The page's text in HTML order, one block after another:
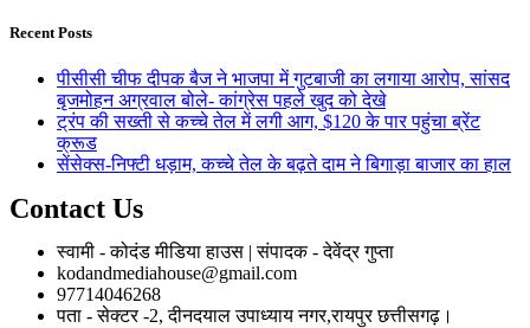
Recent Posts
पीसीसी चीफ दीपक बैज ने भाजपा में गुटबाजी का लगाया आरोप, सांसद
बृजमोहन अग्रवाल बोले- कांग्रेस पहले खुद को देखे
ट्रंप की सख्ती से कच्चे तेल में लगी आग, $120 के पार पहुंचा ब्रेंट
क्रूड
सेंसेक्स-निफ्टी धड़ाम, कच्चे तेल के बढ़ते दाम ने बिगाड़ा बाजार का हाल
Contact Us
स्वामी - कोदंड मीडिया हाउस | संपादक - देवेंद्र गुप्ता
kodandmediahouse@gmail.com
97714046268
पता - सेक्टर -2, दीनदयाल उपाध्याय नगर,रायपुर छत्तीसगढ़।